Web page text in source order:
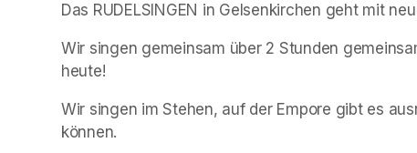
Das RUDELSINGEN in Gelsenkirchen geht mit
Wir singen gemeinsam über 2 Stunden
heute!
Wir singen im Stehen, auf der Empore gibt es
können.